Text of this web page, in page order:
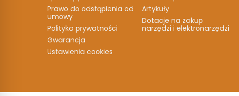
Prawo do odstąpienia od
umowy
Polityka prywatności
Gwarancja
Ustawienia cookies
Artykuły
Dotacje na zakup
narzędzi i elektronarzędzi